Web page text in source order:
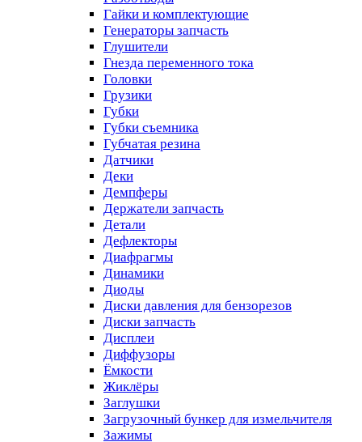
Гайки и комплектующие
Генераторы запчасть
Глушители
Гнезда переменного тока
Головки
Грузики
Губки
Губки съемника
Губчатая резина
Датчики
Деки
Демпферы
Держатели запчасть
Детали
Дефлекторы
Диафрагмы
Динамики
Диоды
Диски давления для бензорезов
Диски запчасть
Дисплеи
Диффузоры
Ёмкости
Жиклёры
Заглушки
Загрузочный бункер для измельчителя
Зажимы